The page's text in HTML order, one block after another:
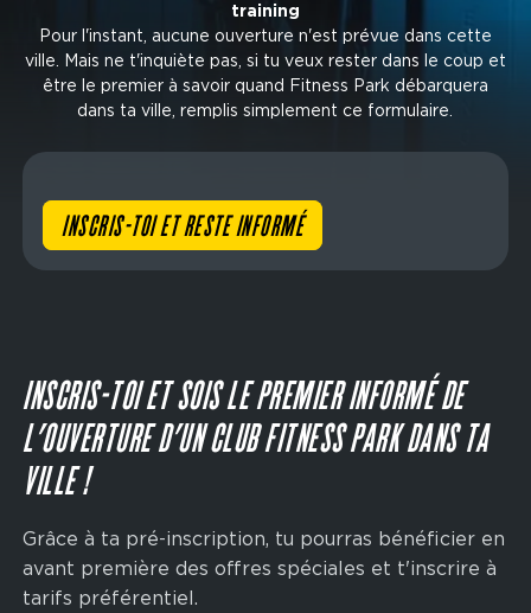
training
Pour l'instant, aucune ouverture n'est prévue dans cette
ville. Mais ne t'inquiète pas, si tu veux rester dans le coup et
être le premier à savoir quand Fitness Park débarquera
dans ta ville, remplis simplement ce formulaire.
INSCRIS-TOI ET RESTE INFORMÉ
INSCRIS-TOI ET SOIS LE PREMIER INFORMÉ DE
L’OUVERTURE D’UN CLUB FITNESS PARK DANS TA
VILLE !
Grâce à ta pré-inscription, tu pourras bénéficier en
avant première des offres spéciales et t'inscrire à
tarifs préférentiel.